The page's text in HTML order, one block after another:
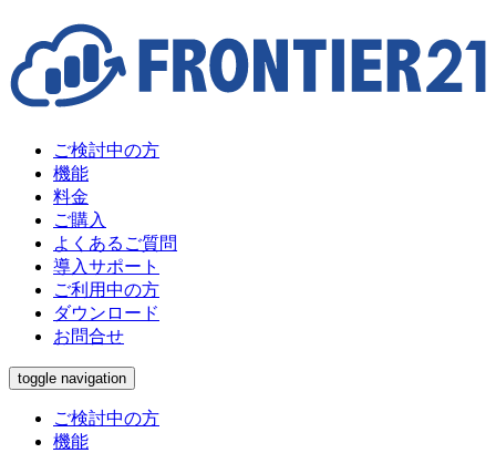
ご検討中の方
機能
ドスト 管理サイト 電子帳簿
オプション機能
料金
ご購入
よくあるご質問
導入サポート
ご利用中の方
ダウンロード
お問合せ
toggle navigation
ご検討中の方
機能